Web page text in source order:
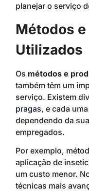
planejar o serviço
Métodos
Utilizados
Os métodos e
também têm um
serviço. Existem
pragas, e cada
dependendo da
empregados.
Por exemplo,
aplicação de
um custo menor.
técnicas mais